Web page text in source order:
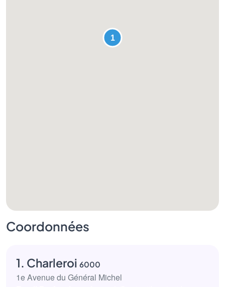
Coordonnées
1. Charleroi 6000
1e Avenue du Général Michel